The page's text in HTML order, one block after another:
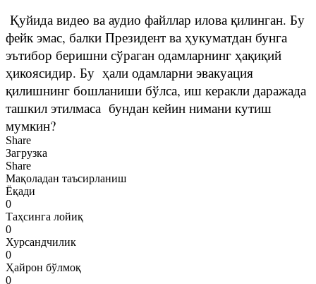
Қуйида видео ва аудио файллар илова қилинган. Бу
фейк эмас, балки Президент ва ҳукуматдан бунга
эътибор беришни сўраган одамларнинг ҳақиқий
ҳикоясидир. Бу ҳали одамларни эвакуация
қилишнинг бошланиши бўлса, иш керакли даражада
ташкил этилмаса бундан кейин нимани кутиш
мумкин?
Share
Загрузка
Share
Мақоладан таъсирланиш
Ёқади
0
Таҳсинга лойиқ
0
Хурсандчилик
0
Ҳайрон бўлмоқ
0